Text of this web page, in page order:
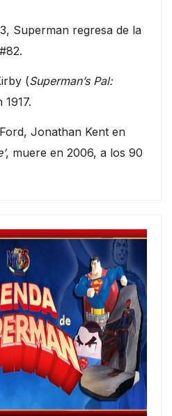
Superman regresa de la
(Superman’s Pal:
Jonathan Kent en
, muere en 2006, a los 90